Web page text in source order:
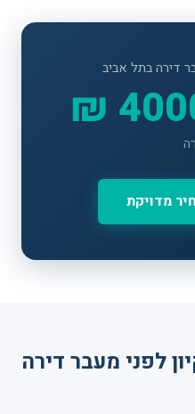
דירה בתל אביב
מדויקת
לפני מעבר דירה